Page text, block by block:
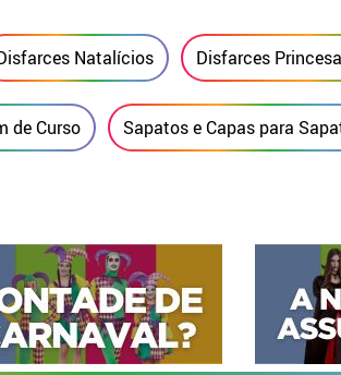
Natalícios Disfarces
de Curso Sapatos e Capas para